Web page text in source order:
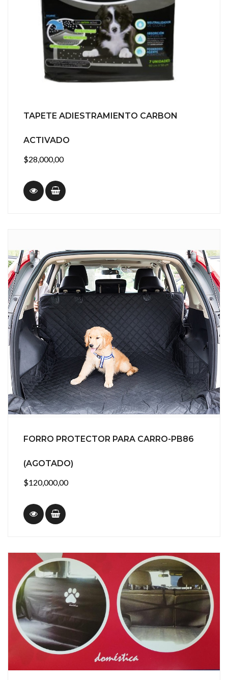
TAPETE ADIESTRAMIENTO CARBON
ACTIVADO
$28,000,00
FORRO PROTECTOR PARA CARRO-PB86
(AGOTADO)
$120,000,00